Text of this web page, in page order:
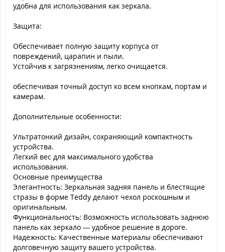
удобна для использования как зеркала.
Защита:
Обеспечивает полную защиту корпуса от
повреждений, царапин и пыли.
Устойчив к загрязнениям, легко очищается.
обеспечивая точный доступ ко всем кнопкам, портам и
камерам.
Дополнительные особенности:
Ультратонкий дизайн, сохраняющий компактность
устройства.
Легкий вес для максимального удобства
использования.
Основные преимущества
Элегантность: Зеркальная задняя панель и блестящие
стразы в форме Teddy делают чехол роскошным и
оригинальным.
Функциональность: Возможность использовать заднюю
панель как зеркало — удобное решение в дороге.
Надежность: Качественные материалы обеспечивают
долговечную защиту вашего устройства.